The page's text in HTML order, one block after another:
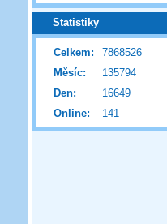
Statistiky
Online: 141
Celkem:
7868526
Měsíc:
135794
Den:
16649